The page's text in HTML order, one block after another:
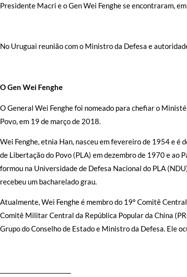
Presidente Macri e o Gen Wei Fenghe se encontraram,
No Uruguai reunião com o Ministro da Defesa e
O Gen Wei Fenghe
O General Wei Fenghe foi nomeado para chefiar o
Povo, em 19 de março de 2018.
Wei Fenghe, etnia Han, nasceu em fevereiro de 1954 e é
de Libertação do Povo (PLA) em dezembro de 1970 e ao
formou na Universidade de Defesa Nacional do PLA
recebeu um bacharelado grau.
Atualmente, Wei Fenghe é membro do 19º Comitê
Comitê Militar Central da República Popular da China
Grupo do Conselho de Estado e Ministro da Defesa. Ele